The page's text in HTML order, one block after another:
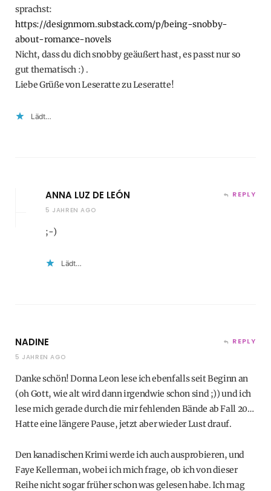
sprachst:
https://designmom.substack.com/p/being-snobby-
about-romance-novels
Nicht, dass du dich snobby geäußert hast, es passt nur so
gut thematisch :) .
Liebe Grüße von Leseratte zu Leseratte!
Lädt…
ANNA LUZ DE LEÓN
5 JAHREN AGO
REPLY
;-)
Lädt…
NADINE
5 JAHREN AGO
REPLY
Danke schön! Donna Leon lese ich ebenfalls seit Beginn an
(oh Gott, wie alt wird dann irgendwie schon sind ;)) und ich
lese mich gerade durch die mir fehlenden Bände ab Fall 20…
Hatte eine längere Pause, jetzt aber wieder Lust drauf.
Den kanadischen Krimi werde ich auch ausprobieren, und
Faye Kellerman, wobei ich mich frage, ob ich von dieser
Reihe nicht sogar früher schon was gelesen habe. Ich mag